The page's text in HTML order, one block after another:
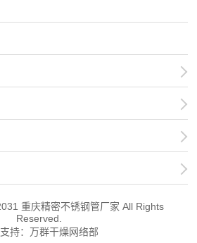
重庆精密不锈钢管厂家 All Rights
Reserved.
持： 万群干燥网络部